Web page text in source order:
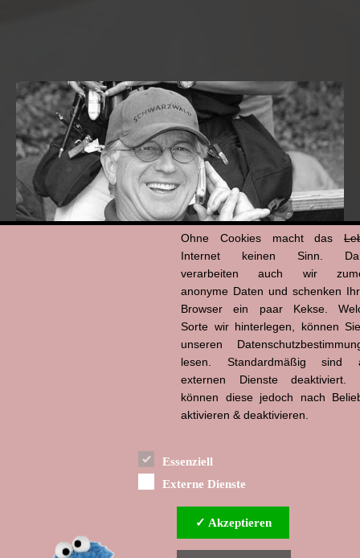
Ohne Cookies macht das
Internet keinen Sinn.
verarbeiten auch wir
anonyme Daten und schenken
Browser ein paar Kekse.
Sorte wir hinterlegen, können
unseren
lesen. Standardmäßig sind
externen Dienste deaktiviert.
können diese jedoch nach
aktivieren & deaktivieren.
Essenziell
Externe Dienste
✓ Akzeptieren